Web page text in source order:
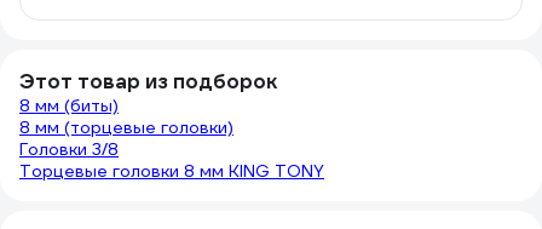
Этот товар из подборок
8 мм (биты)
8 мм (торцевые головки)
Головки 3/8
Торцевые головки 8 мм KING TONY